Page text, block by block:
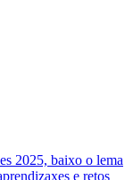
2025, baixo o lema
e retos